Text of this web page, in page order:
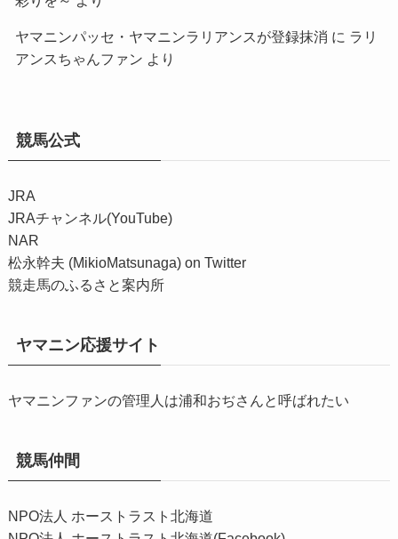
ヤマニンパッセ・ヤマニンラリアンスが登録抹消 に ラリ
アンスちゃんファン より
競馬公式
JRA
JRAチャンネル(YouTube)
NAR
松永幹夫 (MikioMatsunaga) on Twitter
競走馬のふるさと案内所
ヤマニン応援サイト
ヤマニンファンの管理人は浦和おぢさんと呼ばれたい
競馬仲間
NPO法人 ホーストラスト北海道